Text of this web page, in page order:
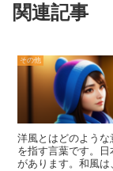
関連記事
その他
洋風とはどのような意味なのか？ 洋風
を指す言葉です。
があります。和風